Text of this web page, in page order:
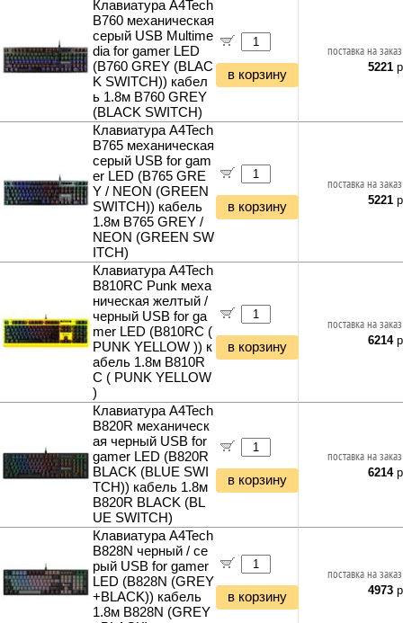
Клавиатура A4Tech
B760 механическая
серый USB Multime
dia for gamer LED
(B760 GREY (BLAC
K SWITCH)) кабел
ь 1.8м B760 GREY
(BLACK SWITCH)
в корзину
поставка на
5221
Клавиатура A4Tech
B765 механическая
серый USB for gam
er LED (B765 GRE
Y / NEON (GREEN
SWITCH)) кабель
1.8м B765 GREY /
NEON (GREEN SW
ITCH)
в корзину
поставка на
5221
Клавиатура A4Tech
B810RC Punk меха
ническая желтый /
черный USB for ga
mer LED (B810RC (
PUNK YELLOW )) к
абель 1.8м B810R
C ( PUNK YELLOW
)
в корзину
поставка на
6214
Клавиатура A4Tech
B820R механическ
ая черный USB for
gamer LED (B820R
BLACK (BLUE SWI
TCH)) кабель 1.8м
B820R BLACK (BL
UE SWITCH)
в корзину
поставка на
6214
Клавиатура A4Tech
B828N черный / се
рый USB for gamer
LED (B828N (GREY
+BLACK)) кабель
1.8м B828N (GREY
в корзину
поставка на
4973